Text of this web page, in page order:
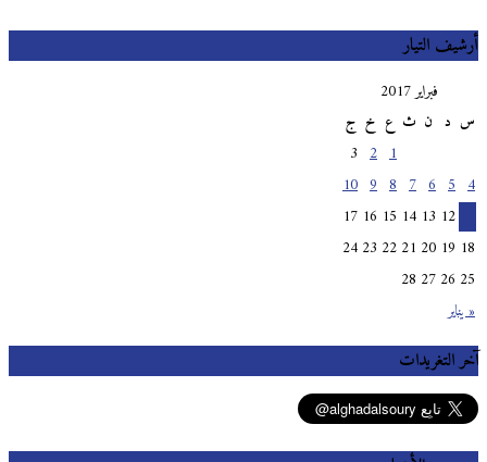
أرشيف التيار
فبراير 2017
س
ث خ ج
« يناير
10
12
13
14
15
16
17
18
19
20
21
22
23
24
25
26
27
28
آخر التغريدات